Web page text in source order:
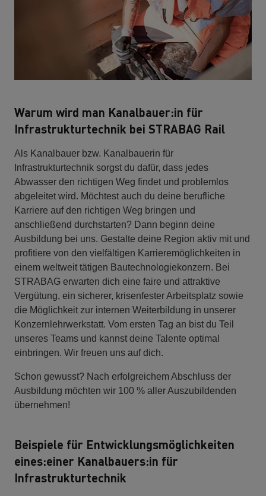
Warum wird man Kanalbauer:in für
Infrastrukturtechnik bei STRABAG Rail
Als Kanalbauer bzw. Kanalbauerin für
Infrastrukturtechnik sorgst du dafür, dass jedes
Abwasser den richtigen Weg findet und problemlos
abgeleitet wird. Möchtest auch du deine berufliche
Karriere auf den richtigen Weg bringen und
anschließend durchstarten? Dann beginn deine
Ausbildung bei uns. Gestalte deine Region aktiv mit und
profitiere von den vielfältigen Karrieremöglichkeiten in
einem weltweit tätigen Bautechnologiekonzern. Bei
STRABAG erwarten dich eine faire und attraktive
Vergütung, ein sicherer, krisenfester Arbeitsplatz sowie
die Möglichkeit zur internen Weiterbildung in unserer
Konzernlehrwerkstatt. Vom ersten Tag an bist du Teil
unseres Teams und kannst deine Talente optimal
einbringen. Wir freuen uns auf dich.
Schon gewusst? Nach erfolgreichem Abschluss der
Ausbildung möchten wir 100 % aller Auszubildenden
übernehmen!
Beispiele für Entwicklungsmöglichkeiten
eines:einer Kanalbauers:in für
Infrastrukturtechnik